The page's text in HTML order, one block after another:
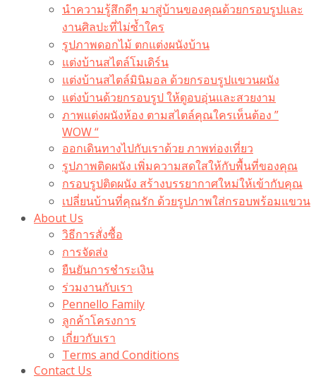
นำความรู้สึกดีๆ มาสู่บ้านของคุณด้วยกรอบรูปและ
งานศิลปะที่ไม่ซ้ำใคร
รูปภาพดอกไม้ ตกแต่งผนังบ้าน
แต่งบ้านสไตล์โมเดิร์น
แต่งบ้านสไตล์มินิมอล ด้วยกรอบรูปแขวนผนัง
แต่งบ้านด้วยกรอบรูป ให้ดูอบอุ่นและสวยงาม
ภาพแต่งผนังห้อง ตามสไตล์คุณใครเห็นต้อง ”
WOW “
ออกเดินทางไปกับเราด้วย ภาพท่องเที่ยว
รูปภาพติดผนัง เพิ่มความสดใสให้กับพื้นที่ของคุณ
กรอบรูปติดผนัง สร้างบรรยากาศใหม่ให้เข้ากับคุณ
เปลี่ยนบ้านที่คุณรัก ด้วยรูปภาพใส่กรอบพร้อมแขวน​
About Us
วิธีการสั่งซื้อ
การจัดส่ง
ยืนยันการชำระเงิน
ร่วมงานกับเรา
Pennello Family
ลูกค้าโครงการ
เกี่ยวกับเรา
Terms and Conditions
Contact Us